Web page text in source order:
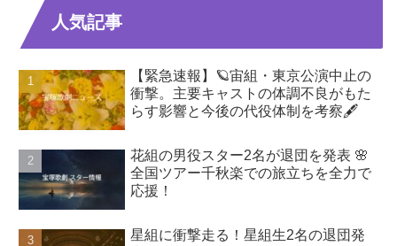
人気記事
【緊急速報】🪐宙組・東京公演中止の
衝撃。主要キャストの体調不良がもた
らす影響と今後の代役体制を考察🖋️
花組の男役スター2名が退団を発表 🌸
全国ツアー千秋楽での旅立ちを全力で
応援！
星組に衝撃走る！星組生2名の退団発